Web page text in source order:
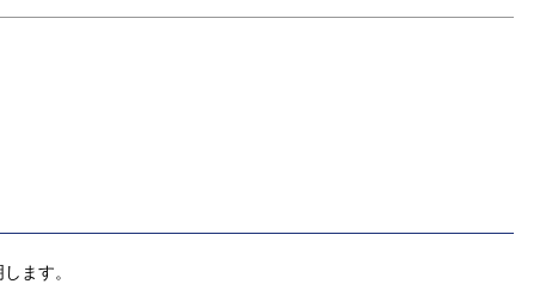
ます。